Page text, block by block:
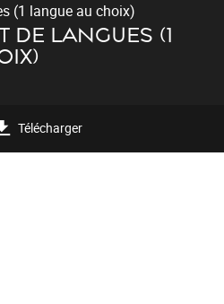
(1 langue au choix)
DE LANGUES (1
Télécharger